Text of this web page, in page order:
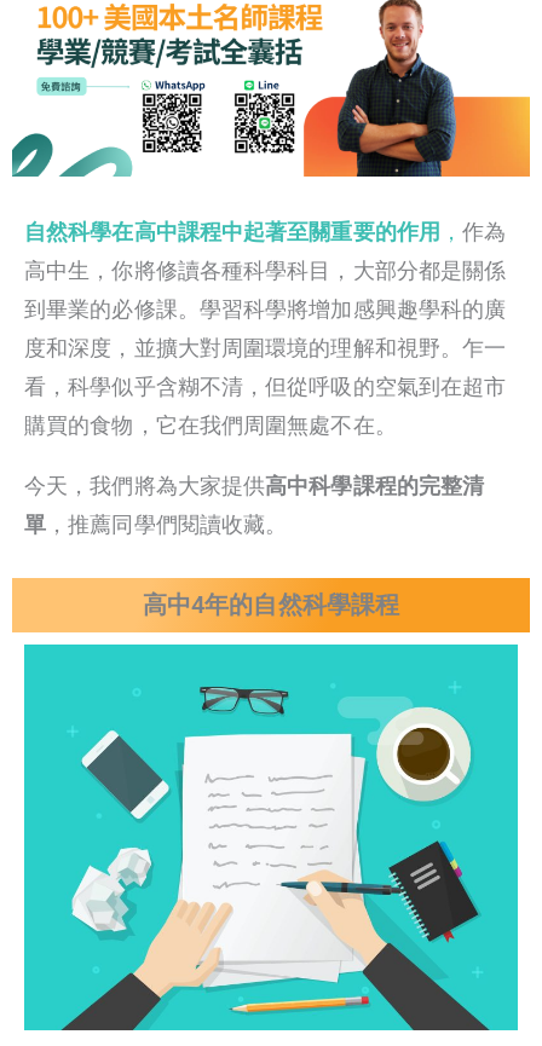
自然科學在高中課程中起著至關重要的作用 ，作為
高中生，你將修讀各種科學科目，大部分都是關係
到畢業的必修課。學習科學將增加感興趣學科的廣
度和深度，並擴大對周圍環境的理解和視野。乍一
看，科學似乎含糊不清，但從呼吸的空氣到在超市
購買的食物，它在我們周圍無處不在。
今天，我們將為大家提供高中科學課程的完整清
單 ，推薦同學們閱讀收藏。
高中4年的自然科學課程